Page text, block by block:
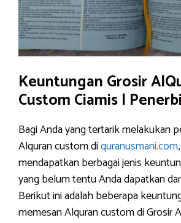
Keuntungan Grosir
Custom Ciamis |
Bagi Anda yang tertarik melakukan
Alquran custom diquranusmani.com
mendapatkan berbagai jenis
yang belum tentu Anda dapatkan
Berikut ini adalah beberapa
memesan Alquran custom di Grosir